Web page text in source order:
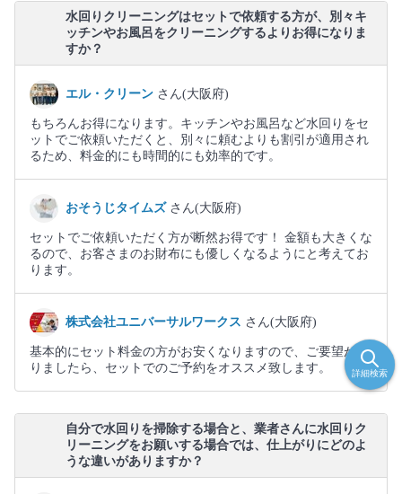
水回りクリーニングはセットで依頼する方が、別々キ
ッチンやお風呂をクリーニングするよりお得になりま
すか？
エル・クリーン さん(大阪府)
もちろんお得になります。キッチンやお風呂など水回りをセ
ットでご依頼いただくと、別々に頼むよりも割引が適用され
るため、料金的にも時間的にも効率的です。
おそうじタイムズ さん(大阪府)
セットでご依頼いただく方が断然お得です！ 金額も大きくな
るので、お客さまのお財布にも優しくなるようにと考えてお
ります。
株式会社ユニバーサルワークス さん(大阪府)
基本的にセット料金の方がお安くなりますので、ご要望があ
りましたら、セットでのご予約をオススメ致します。
自分で水回りを掃除する場合と、業者さんに水回りク
リーニングをお願いする場合では、仕上がりにどのよ
うな違いがありますか？
詳細検索